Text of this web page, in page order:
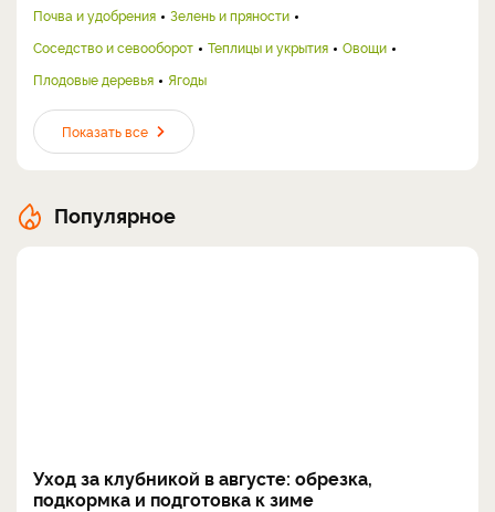
Почва и удобрения
Зелень и пряности
Соседство и севооборот
Теплицы и укрытия
Овощи
Плодовые деревья
Ягоды
Показать все
Популярное
Уход за клубникой в августе: обрезка,
подкормка и подготовка к зиме